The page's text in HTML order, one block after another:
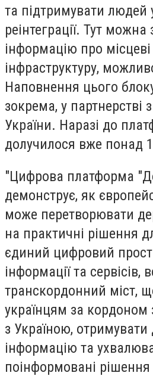
та підтримувати людей
реінтеграції. Тут можна
інформацію про
інфраструктуру,
Наповнення цього
зокрема, у партнерстві
України. Наразі до
долучилося вже понад
"Цифрова платформа
демонструє, як
може перетворювати
на практичні рішення
єдиний цифровий
інформації та сервісів,
транскордонний міст,
українцям за кордоном
з Україною, отримувати
інформацію та
поінформовані